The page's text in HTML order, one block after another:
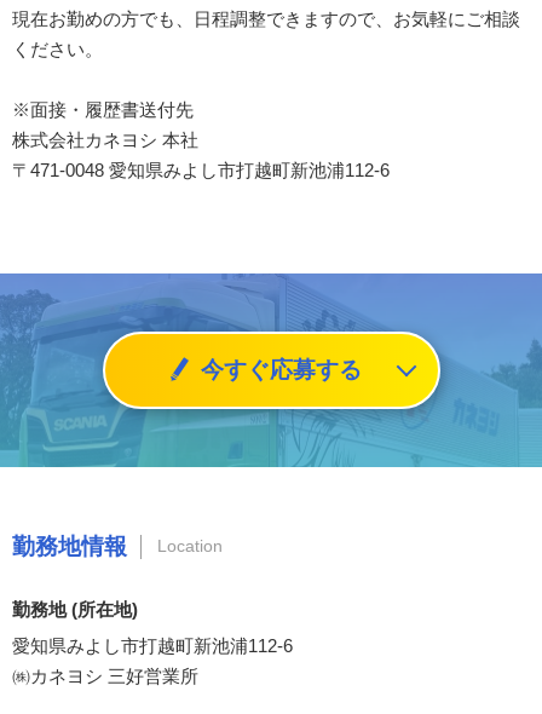
現在お勤めの方でも、日程調整できますので、お気軽にご相談
ください。
※面接・履歴書送付先
株式会社カネヨシ 本社
〒471-0048 愛知県みよし市打越町新池浦112-6
今すぐ応募する
勤務地情報 Location
勤務地 (所在地)
愛知県みよし市打越町新池浦112-6
㈱カネヨシ 三好営業所